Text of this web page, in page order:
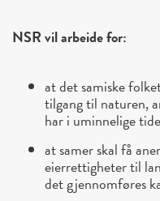
NSR vil arbeide for:
at det samiske
tilgang til naturen,
har i uminnelige
at samer skal få
eierrettigheter til
det gjennomføres